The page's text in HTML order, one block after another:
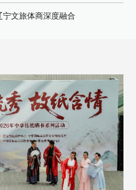
宁文旅体商深度融合